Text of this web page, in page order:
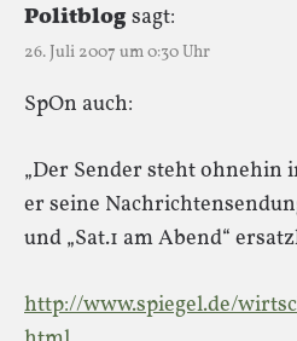
Politblogsagt:
26. Juli 2007 um 0:30 Uhr
SpOn auch:
„Der Sender steht ohnehin
er seine
und „Sat.1 am Abend“
http://www.spiegel.de/